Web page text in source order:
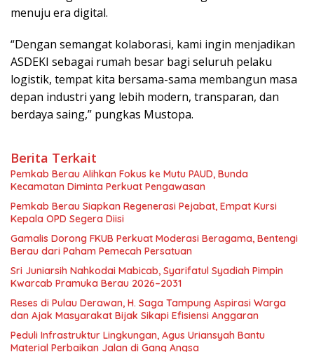
menuju era digital.
“Dengan semangat kolaborasi, kami ingin menjadikan
ASDEKI sebagai rumah besar bagi seluruh pelaku
logistik, tempat kita bersama-sama membangun masa
depan industri yang lebih modern, transparan, dan
berdaya saing,” pungkas Mustopa.
Berita Terkait
Pemkab Berau Alihkan Fokus ke Mutu PAUD, Bunda
Kecamatan Diminta Perkuat Pengawasan
Pemkab Berau Siapkan Regenerasi Pejabat, Empat Kursi
Kepala OPD Segera Diisi
Gamalis Dorong FKUB Perkuat Moderasi Beragama, Bentengi
Berau dari Paham Pemecah Persatuan
Sri Juniarsih Nahkodai Mabicab, Syarifatul Syadiah Pimpin
Kwarcab Pramuka Berau 2026–2031
Reses di Pulau Derawan, H. Saga Tampung Aspirasi Warga
dan Ajak Masyarakat Bijak Sikapi Efisiensi Anggaran
Peduli Infrastruktur Lingkungan, Agus Uriansyah Bantu
Material Perbaikan Jalan di Gang Angsa